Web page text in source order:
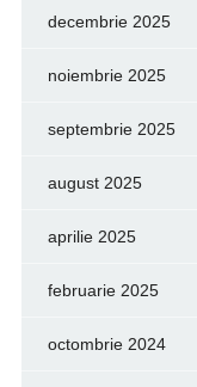
decembrie 2025
noiembrie 2025
septembrie 2025
august 2025
aprilie 2025
februarie 2025
octombrie 2024